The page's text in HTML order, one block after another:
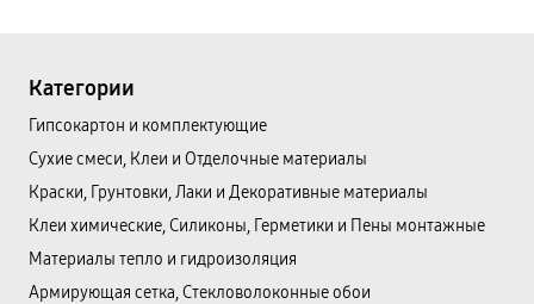
Категории
Гипсокартон и комплектующие
Сухие смеси, Клеи и Отделочные материалы
Краски, Грунтовки, Лаки и Декоративные материалы
Клеи химические, Силиконы, Герметики и Пены монтажные
Материалы тепло и гидроизоляция
Армирующая сетка, Стекловолоконные обои